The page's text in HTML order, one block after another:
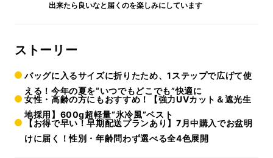
出来たら良いなと届くのを楽しみにしています
ストーリー
バッグに入るサイズに折りたため、1ステップで広げて使
える！今年の夏を“いつでもどこでも”快適に
女性・高齢の方にもおすすめ！【強力UVカット＆遮光生
地採用】600g超軽量“氷冷風”ベスト
【お得で早い！早期配送プランあり】7月中購入でお盆明
けに届く！性別・年齢問わず選べる全4色展開